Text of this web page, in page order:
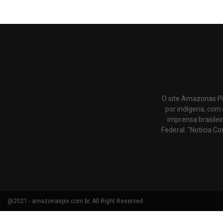
O site Amazonas
por indígena,
imprensa
Federal. "Noticia
@2021 - amazonaspix.com.br. All Right Reserved.